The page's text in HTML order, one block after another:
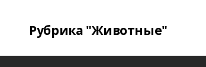
Рубрика "Животные"